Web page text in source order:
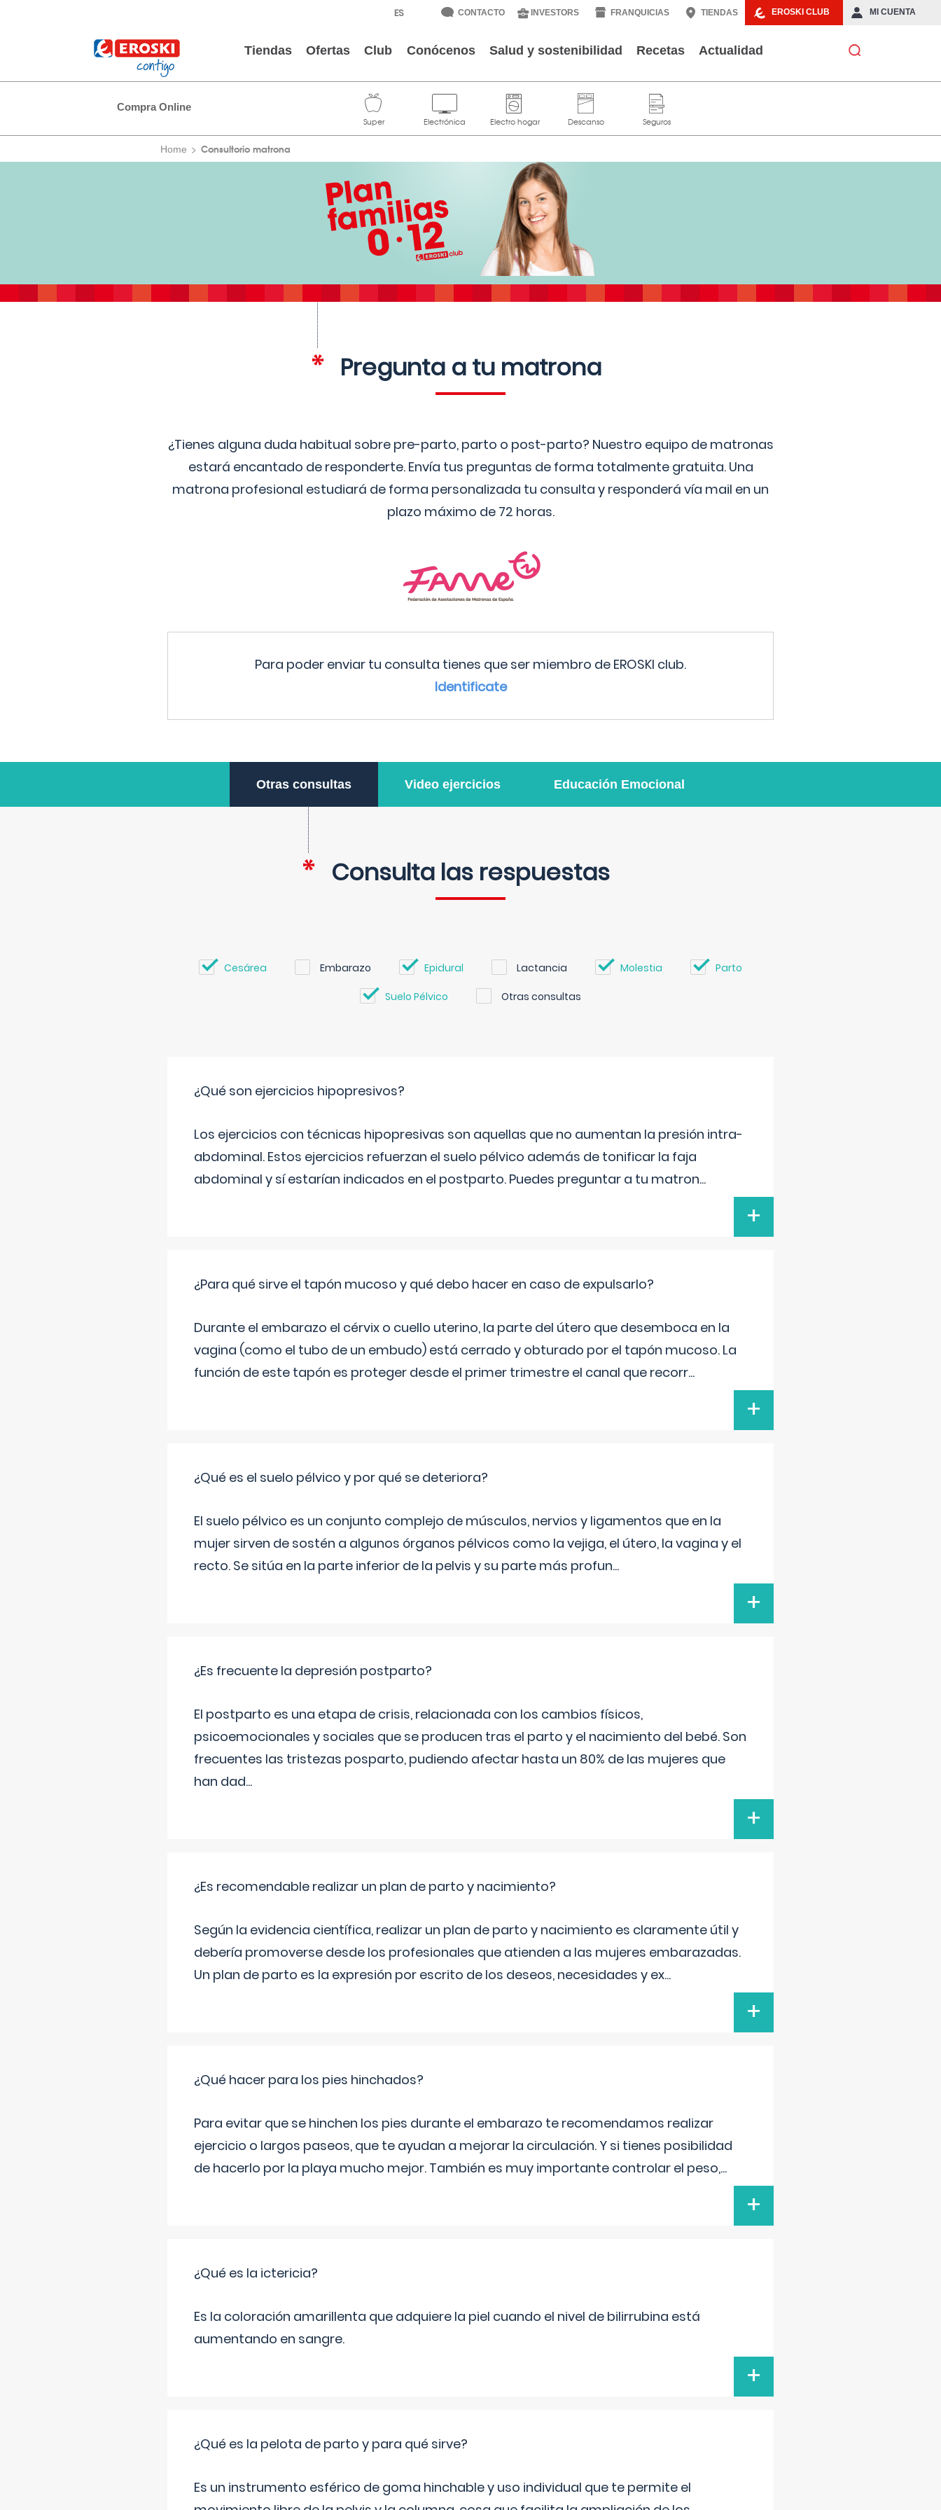
EROSKI CLUB MI CUENTA
CONTACTO INVESTORS FRANQUICIAS TIENDAS
Tiendas Ofertas Club Conócenos Salud y sostenibilidad Recetas Actualidad
Compra Online
Home Consultorio matrona
Pregunta a tu matrona
¿Tienes alguna duda habitual sobre pre-parto, parto o post-parto? Nuestro equipo de matronas
estará encantado de responderte. Envía tus preguntas de forma totalmente gratuita. Una
matrona profesional estudiará de forma personalizada tu consulta y responderá vía mail en un
plazo máximo de 72 horas.
Para poder enviar tu consulta tienes que ser miembro de EROSKI club.
Identificate
Otras consultas Video ejercicios Educación Emocional
Consulta las respuestas
Cesárea Embarazo Epidural Lactancia Molestia Parto
Suelo Pélvico Otras consultas
¿Qué son ejercicios hipopresivos?
Los ejercicios con técnicas hipopresivas son aquellas que no aumentan la presión intra-
abdominal. Estos ejercicios refuerzan el suelo pélvico además de tonificar la faja
abdominal y sí estarían indicados en el postparto. Puedes preguntar a tu matron...
+
¿Para qué sirve el tapón mucoso y qué debo hacer en caso de expulsarlo?
Durante el embarazo el cérvix o cuello uterino, la parte del útero que desemboca en la
vagina (como el tubo de un embudo) está cerrado y obturado por el tapón mucoso. La
función de este tapón es proteger desde el primer trimestre el canal que recorr...
+
¿Qué es el suelo pélvico y por qué se deteriora?
El suelo pélvico es un conjunto complejo de músculos, nervios y ligamentos que en la
mujer sirven de sostén a algunos órganos pélvicos como la vejiga, el útero, la vagina y el
recto. Se sitúa en la parte inferior de la pelvis y su parte más profun...
+
¿Es frecuente la depresión postparto?
El postparto es una etapa de crisis, relacionada con los cambios físicos,
psicoemocionales y sociales que se producen tras el parto y el nacimiento del bebé. Son
frecuentes las tristezas posparto, pudiendo afectar hasta un 80% de las mujeres que
han dad...
+
¿Es recomendable realizar un plan de parto y nacimiento?
Según la evidencia científica, realizar un plan de parto y nacimiento es claramente útil y
debería promoverse desde los profesionales que atienden a las mujeres embarazadas.
Un plan de parto es la expresión por escrito de los deseos, necesidades y ex...
+
¿Qué hacer para los pies hinchados?
Para evitar que se hinchen los pies durante el embarazo te recomendamos realizar
ejercicio o largos paseos, que te ayudan a mejorar la circulación. Y si tienes posibilidad
de hacerlo por la playa mucho mejor. También es muy importante controlar el peso,...
+
¿Qué es la ictericia?
Es la coloración amarillenta que adquiere la piel cuando el nivel de bilirrubina está
aumentando en sangre.
+
¿Qué es la pelota de parto y para qué sirve?
Es un instrumento esférico de goma hinchable y uso individual que te permite el